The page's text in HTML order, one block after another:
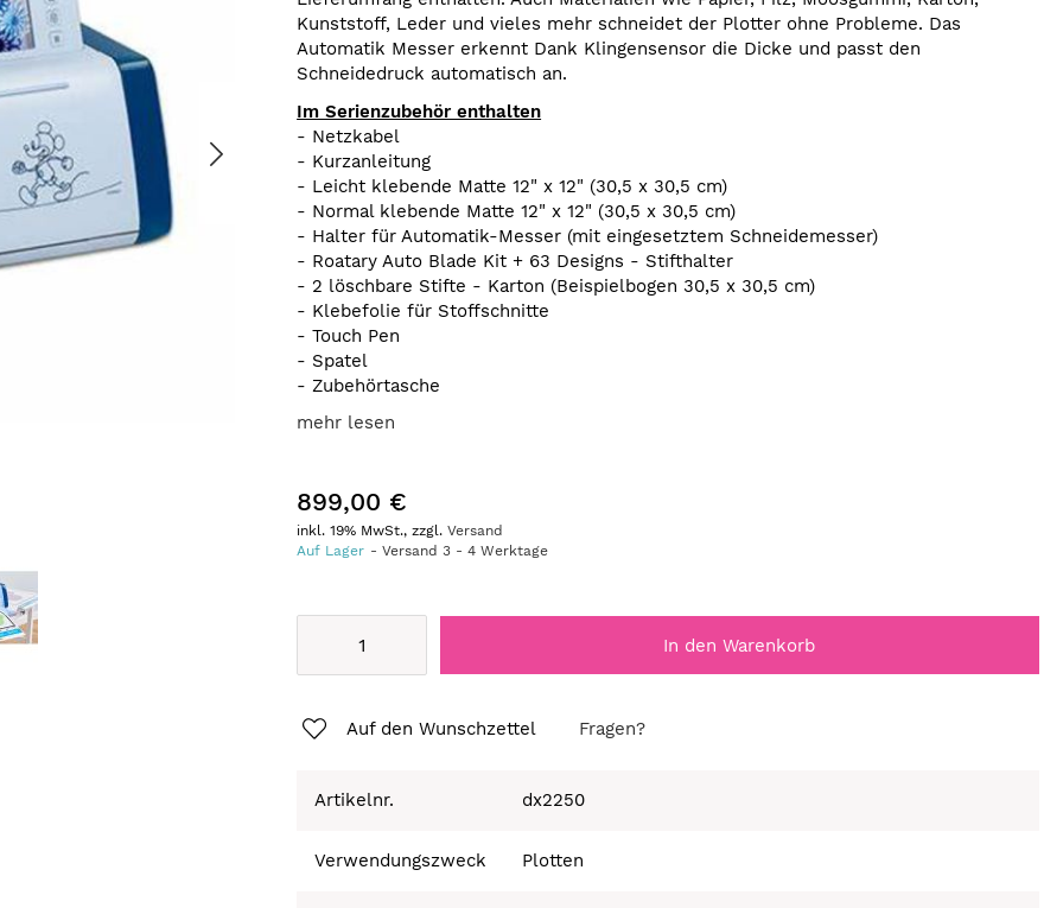
Kunststoff, Leder und vieles mehr schneidet der Plotter ohne Probleme. Das
Automatik Messer erkennt Dank Klingensensor die Dicke und passt den
Schneidedruck automatisch an.
Im Serienzubehör enthalten
- Netzkabel
- Kurzanleitung
- Leicht klebende Matte 12" x 12" (30,5 x 30,5 cm)
- Normal klebende Matte 12" x 12" (30,5 x 30,5 cm)
- Halter für Automatik-Messer (mit eingesetztem Schneidemesser)
- Roatary Auto Blade Kit + 63 Designs - Stifthalter
- 2 löschbare Stifte - Karton (Beispielbogen 30,5 x 30,5 cm)
- Klebefolie für Stoffschnitte
- Touch Pen
- Spatel
- Zubehörtasche
mehr lesen
899,00 €
inkl. 19% MwSt., zzgl.Versand
Auf Lager
Versand3 -4 Werktage
In den Warenkorb
Auf den Wunschzettel Fragen?
Artikelnr. dx2250
Verwendungszweck Plotten